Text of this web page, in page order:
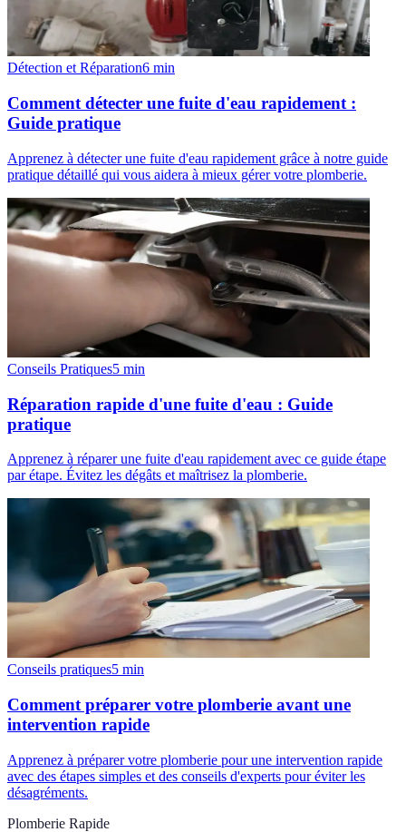
Détection et Réparation6 min
Comment détecter une fuite d'eau rapidement :
Guide pratique
Apprenez à détecter une fuite d'eau rapidement grâce à notre guide
pratique détaillé qui vous aidera à mieux gérer votre plomberie.
Conseils Pratiques5 min
Réparation rapide d'une fuite d'eau : Guide
pratique
Apprenez à réparer une fuite d'eau rapidement avec ce guide étape
par étape. Évitez les dégâts et maîtrisez la plomberie.
Conseils pratiques5 min
Comment préparer votre plomberie avant une
intervention rapide
Apprenez à préparer votre plomberie pour une intervention rapide
avec des étapes simples et des conseils d'experts pour éviter les
désagréments.
Plomberie Rapide